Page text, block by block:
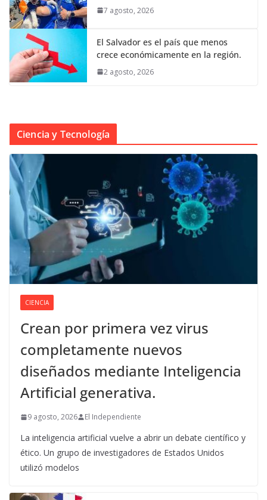
7 agosto, 2026
El Salvador es el país que menos
crece económicamente en la región.
2 agosto, 2026
Ciencia y Tecnología
CIENCIA
Crean por primera vez virus
completamente nuevos
diseñados mediante Inteligencia
Artificial generativa.
9 agosto, 2026 El Independiente
La inteligencia artificial vuelve a abrir un debate científico y
ético. Un grupo de investigadores de Estados Unidos
utilizó modelos